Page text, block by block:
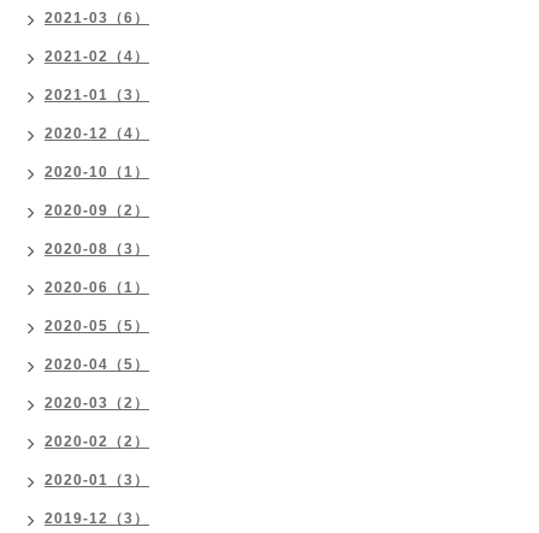
2021-03（6）
2021-02（4）
2021-01（3）
2020-12（4）
2020-10（1）
2020-09（2）
2020-08（3）
2020-06（1）
2020-05（5）
2020-04（5）
2020-03（2）
2020-02（2）
2020-01（3）
2019-12（3）